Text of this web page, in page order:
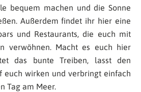
bequem machen und die Sonne
Außerdem findet ihr hier eine
und Restaurants, die euch mit
verwöhnen. Macht es euch hier
das bunte Treiben, lasst den
euch wirken und verbringt einfach
Tag am Meer.